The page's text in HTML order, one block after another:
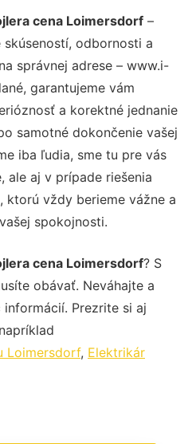
cena Loimersdorf –
odbornosti a
správnej adrese – www.i-
garantujeme vám
a korektné jednanie
samotné dokončenie vašej
iba ľudia, sme tu pre vás
ale aj v prípade riešenia
ktorú vždy berieme vážne a
spokojnosti.
cena Loimersdorf? S
obávať. Neváhajte a
Prezrite si aj
Loimersdorf, Elektrikár